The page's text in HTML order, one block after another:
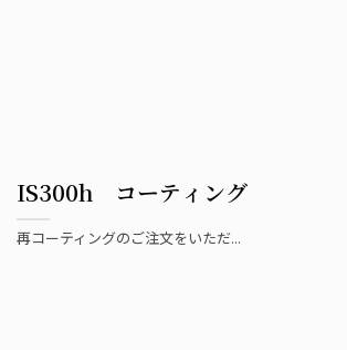
IS300h コーティング
再コーティングのご注文をいただ...